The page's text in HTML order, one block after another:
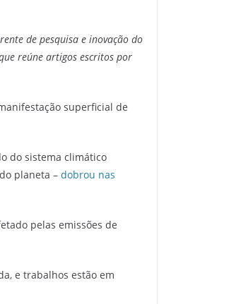
de pesquisa e inovação do
reúne artigos escritos por
superficial de
do sistema climático
planeta – dobrou nas
pelas emissões de
e trabalhos estão em